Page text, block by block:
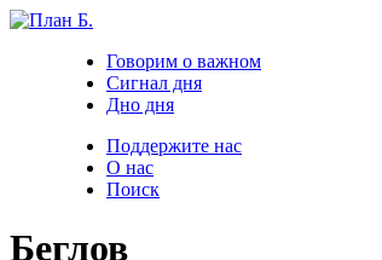
Говорим о важном
Сигнал дня
Дно дня
Поддержите нас
О нас
Поиск
Беглов